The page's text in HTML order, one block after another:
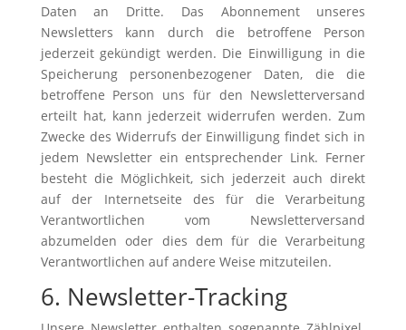
Daten an Dritte. Das Abonnement unseres
Newsletters kann durch die betroffene Person
jederzeit gekündigt werden. Die Einwilligung in die
Speicherung personenbezogener Daten, die die
betroffene Person uns für den Newsletterversand
erteilt hat, kann jederzeit widerrufen werden. Zum
Zwecke des Widerrufs der Einwilligung findet sich in
jedem Newsletter ein entsprechender Link. Ferner
besteht die Möglichkeit, sich jederzeit auch direkt
auf der Internetseite des für die Verarbeitung
Verantwortlichen vom Newsletterversand
abzumelden oder dies dem für die Verarbeitung
Verantwortlichen auf andere Weise mitzuteilen.
6. Newsletter-Tracking